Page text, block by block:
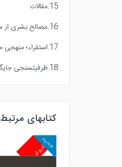
15.مقالات
16.مصالح بشری از منظر فایدهگرایی قاعدهمحور و فقه مصلحتمحور
17.استقراء؛ منهجی معرفتشناختی در کشف مقاصد شریعت از منظر ابن تیمیه و شاطبی
18.ظرفیتسنجی جایگاه معرفتشناختی قیاس در نظام استنباط فقهی با تمرکز بر تفکیک عبادات از معاملات
کتابهای مرتبط
پرفروش
جدید